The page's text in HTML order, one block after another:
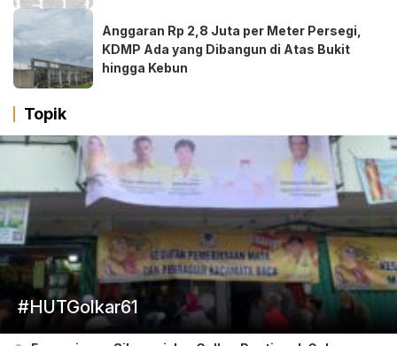
Anggaran Rp 2,8 Juta per Meter Persegi,
KDMP Ada yang Dibangun di Atas Bukit
hingga Kebun
Topik
#HUTGolkar61